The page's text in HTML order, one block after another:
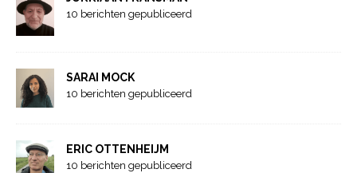
10 berichten gepubliceerd
SARAI MOCK
10 berichten gepubliceerd
ERIC OTTENHEIJM
10 berichten gepubliceerd